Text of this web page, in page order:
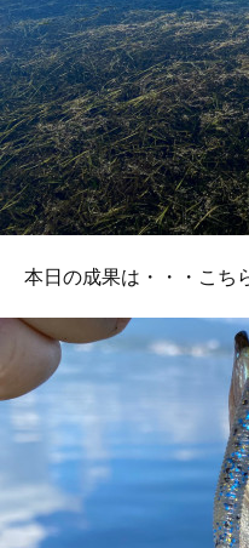
本日の成果は・・・こち